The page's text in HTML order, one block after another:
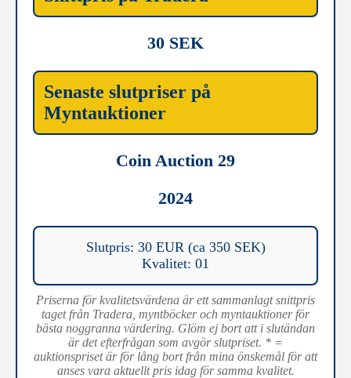
30 SEK
Senaste slutpriser på
Myntauktioner
Coin Auction 29
2024
Slutpris: 30 EUR (ca 350 SEK)
Kvalitet: 01
Priserna för kvalitetsvärdena är ett sammanlagt snittpris
taget från Tradera, myntböcker och myntauktioner för
bästa noggranna värdering. Glöm ej bort att i slutändan
är det efterfrågan som avgör slutpriset. * =
auktionspriset är för lång bort från mina önskemål för att
anses vara aktuellt pris idag för samma kvalitet.